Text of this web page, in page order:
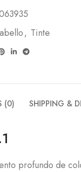
, Tinte
(0) SHIPPING &
profundo de